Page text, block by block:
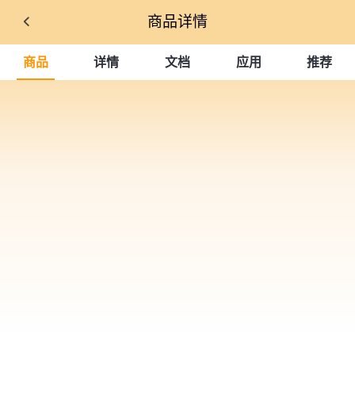
商品详情
商品 详情 文档 应用 推荐